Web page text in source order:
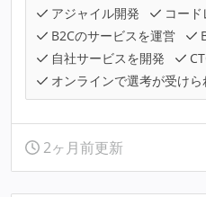
アジャイル開発
コー
B2Cのサービスを運営
自社サービスを開発
オンラインで選考が受けら
2ヶ月前更新